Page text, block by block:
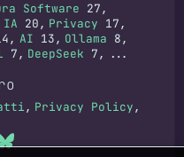
Software 27
IA 20 Privacy 17
AI 13 Ollama 8
7 DeepSeek 7 ...
Privacy Policy